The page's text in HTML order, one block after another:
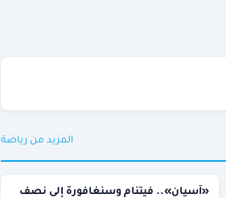
المزيد من رياضة
«آسيان».. فيتنام وسنغافورة إلى نصف